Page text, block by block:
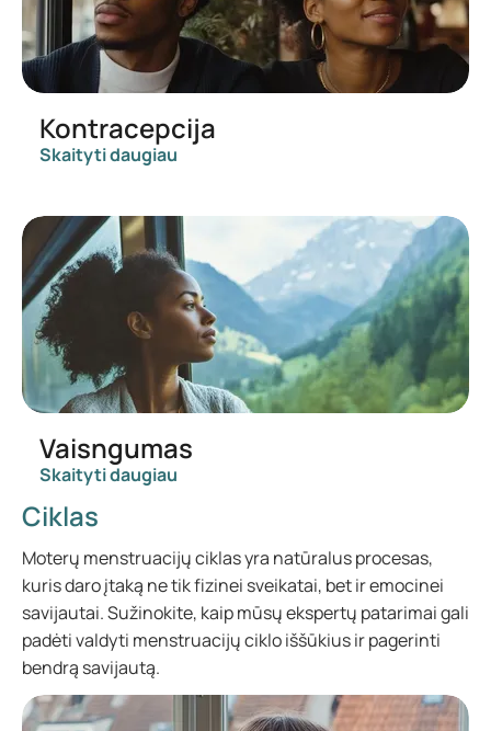
Kontracepcija
Skaityti daugiau
Vaisngumas
Skaityti daugiau
Ciklas
Moterų menstruacijų ciklas yra natūralus procesas,
kuris daro įtaką ne tik fizinei sveikatai, bet ir emocinei
savijautai. Sužinokite, kaip mūsų ekspertų patarimai gali
padėti valdyti menstruacijų ciklo iššūkius ir pagerinti
bendrą savijautą.